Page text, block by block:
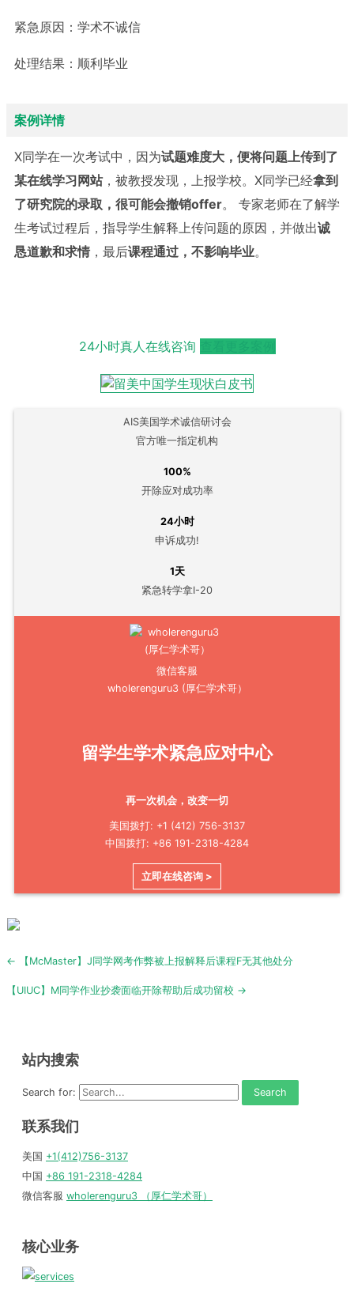
紧急原因： 学术不诚信
处理结果： 顺利毕业
案例详情
X同学在一次考试中，因为试题难度大，便将问题上传到了
某在线学习网站，被教授发现，上报学校。X同学已经拿到
了研究院的录取，很可能会撤销offer。 专家老师在了解学
生考试过程后，指导学生解释上传问题的原因，并做出诚
恳道歉和求情 ，最后课程通过，不影响毕业。
24小时真人在线咨询
AIS美国学术诚信研讨会
官方唯一指定机构
100%
开除应对成功率
24小时
申诉成功!
1天
紧急转学拿I-20
微信客服
wholerenguru3 (厚仁学术哥）
留学生学术紧急应对中心
再一次机会，改变一切
美国拨打: +1 (412) 756-3137
中国拨打: +86 191-2318-4284
立即在线咨询 >
Post
← 【McMaster】J同学网考作弊被上报解释后课程F无其他处分
【UIUC】M同学作业抄袭面临开除帮助后成功留校 →
站内搜索
Search for:
联系我们
美国 +1(412)756-3137
中国 +86 191-2318-4284
微信客服 wholerenguru3 （厚仁学术哥）
核心业务